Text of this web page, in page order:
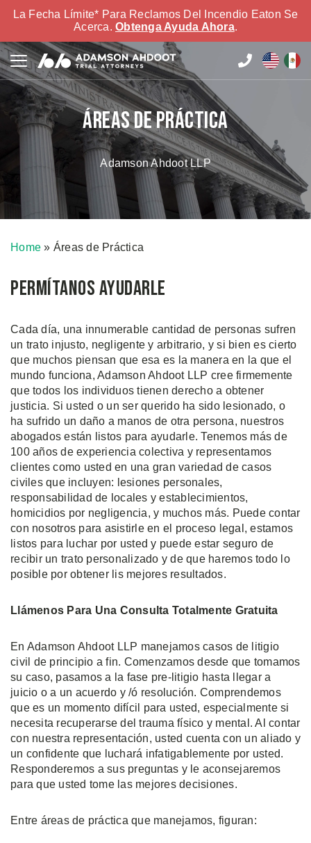
La Fecha Límite* Para Reclamos Del Incendio Eaton Se
Acerca. Obtenga Ayuda Ahora.
Áreas de Práctica
Adamson Ahdoot LLP
Home » Áreas de Práctica
Permítanos Ayudarle
Cada día, una innumerable cantidad de personas sufren
un trato injusto, negligente y arbitrario, y si bien es cierto
que muchos piensan que esa es la manera en la que el
mundo funciona, Adamson Ahdoot LLP cree firmemente
que todos los individuos tienen derecho a obtener
justicia. Si usted o un ser querido ha sido lesionado, o
ha sufrido un daño a manos de otra persona, nuestros
abogados están listos para ayudarle. Tenemos más de
100 años de experiencia colectiva y representamos
clientes como usted en una gran variedad de casos
civiles que incluyen: lesiones personales,
responsabilidad de locales y establecimientos,
homicidios por negligencia, y muchos más. Puede contar
con nosotros para asistirle en el proceso legal, estamos
listos para luchar por usted y puede estar seguro de
recibir un trato personalizado y de que haremos todo lo
posible por obtener lis mejores resultados.
Llámenos Para Una Consulta Totalmente Gratuita
En Adamson Ahdoot LLP manejamos casos de litigio
civil de principio a fin. Comenzamos desde que tomamos
su caso, pasamos a la fase pre-litigio hasta llegar a
juicio o a un acuerdo y /ó resolución. Comprendemos
que es un momento difícil para usted, especialmente si
necesita recuperarse del trauma físico y mental. Al contar
con nuestra representación, usted cuenta con un aliado y
un confidente que luchará infatigablemente por usted.
Responderemos a sus preguntas y le aconsejaremos
para que usted tome las mejores decisiones.
Entre áreas de práctica que manejamos, figuran: